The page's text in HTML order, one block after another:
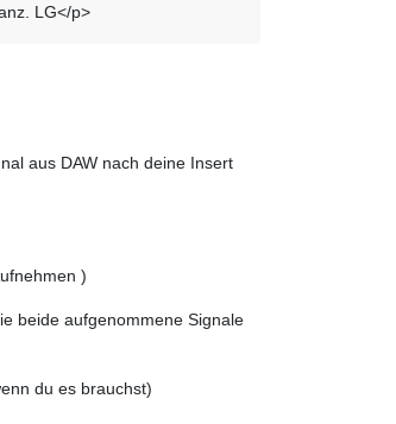
LG</p>
aus DAW nach deine Insert
)
beide aufgenommene Signale
du es brauchst)